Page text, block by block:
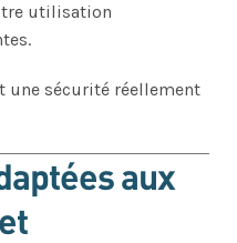
utilisation
une sécurité réellement
aux